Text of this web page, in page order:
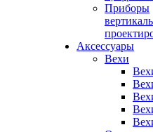
Приборы
Аксессуары
Вехи